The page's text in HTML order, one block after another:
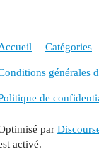
Catégories
générales
de
par
activé.